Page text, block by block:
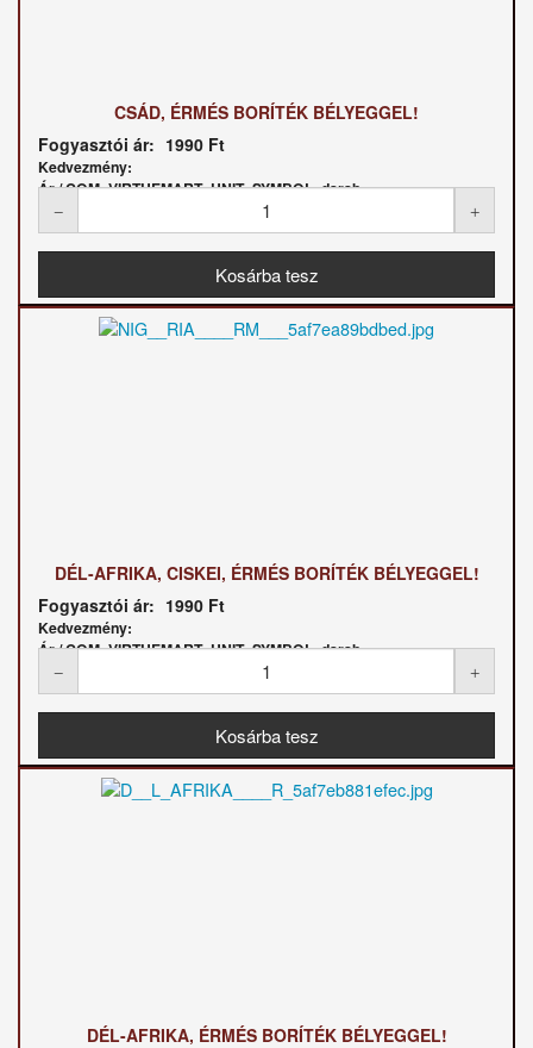
CSÁD, ÉRMÉS BORÍTÉK BÉLYEGGEL!
Fogyasztói ár: 1990 Ft
Kedvezmény:
Ár / COM_VIRTUEMART_UNIT_SYMBOL_darab:
DÉL-AFRIKA, CISKEI, ÉRMÉS BORÍTÉK BÉLYEGGEL!
Fogyasztói ár: 1990 Ft
Kedvezmény:
Ár / COM_VIRTUEMART_UNIT_SYMBOL_darab:
DÉL-AFRIKA, ÉRMÉS BORÍTÉK BÉLYEGGEL!